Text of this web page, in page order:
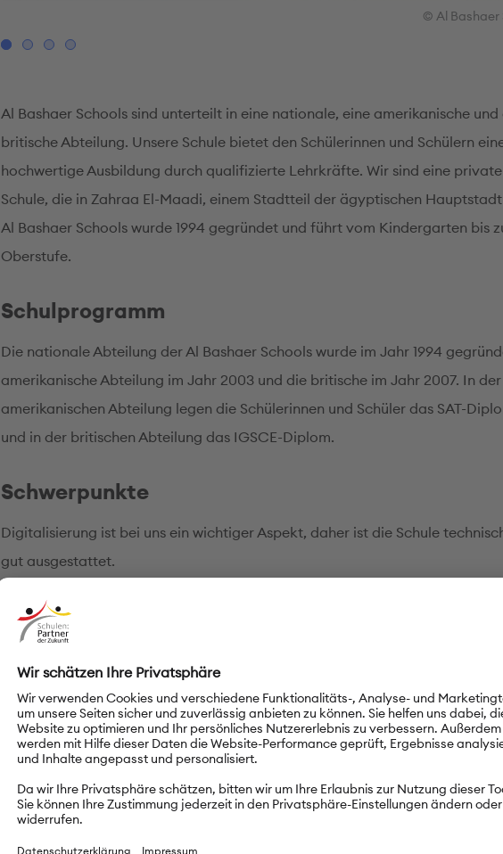
© Al Bashaer
Al Bashaer Schools sind unterteilt in eine nationale, eine amerikanische und
britische Abteilung. Unsere Schule bietet den Schülerinnen und Schülern
hochwertige Ausbildung durch qualifizierte Lehrkräfte. Wir sind eine private
Schule, die in Zahraa El-Maadi, einem Stadtteil der ägyptischen
Al Bashaer Schools wurde 1994 gegründet und führt vom Kindergarten bis
Oberstufe.
Schulprogramm
Die nationale Abteilung der Al Bashaer Schools wurde im Jahr 1994
amerikanische Abteilung im Jahr 2003 und die britische im Jahr 2007. In der
amerikanischen Abteilung legen die Schülerinnen und Schüler das SAT-
und in der britischen Abteilung das IGSCE-Diplom.
Schwerpunkte
Digitalisierung ist bei uns ein wichtiger Aspekt, daher ist die Schule
gut ausgestattet.
Deutschunterricht an der Schule
und Weise Deutsch ab der 3. Klasse mit drei Unterrichtseinheiten pro Woche.
der 4. Klasse sind es vier Unterrichtseinheiten pro Woche. Die Schule ist
durch zahlreiche Aktivitäten darum bemüht, die Schülerinnen und Schüler
motivieren. Das Sommercamp, Laternenfeste, deutsche Theaterstücke und
mehr zählen zu den regelmäßigen Angeboten. Wir bieten die Prüfungen Fit
Deutsch 1 und 2 an.